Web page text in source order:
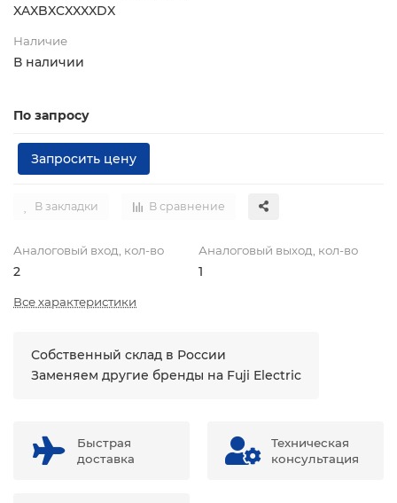
XAXBXCXXXXDX
Наличие
В наличии
По запросу
Запросить цену
В закладки В сравнение
Аналоговый вход, кол-во
2
Аналоговый выход, кол-во
1
Все характеристики
Собственный склад в России
Заменяем другие бренды на Fuji Electric
Быстрая
доставка
Техническая
консультация